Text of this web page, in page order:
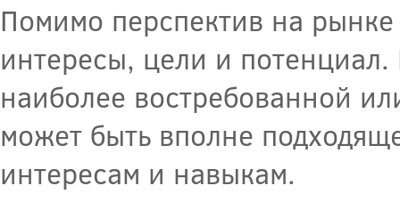
Помимо перспектив на рынке
интересы, цели и
наиболее востребованной
может быть вполне
интересам и навыкам.